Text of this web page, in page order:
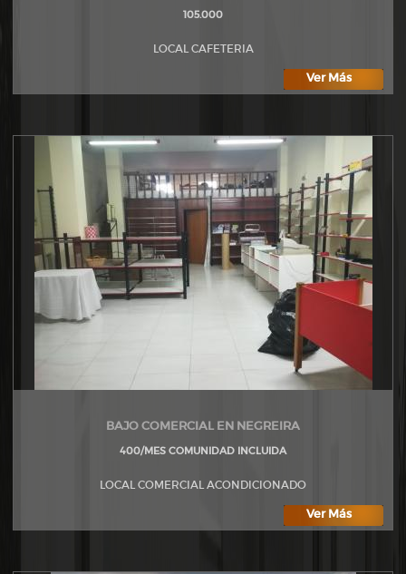
105.000
LOCAL CAFETERIA
Ver Más
BAJO COMERCIAL EN NEGREIRA
400/MES COMUNIDAD INCLUIDA
LOCAL COMERCIAL ACONDICIONADO
Ver Más